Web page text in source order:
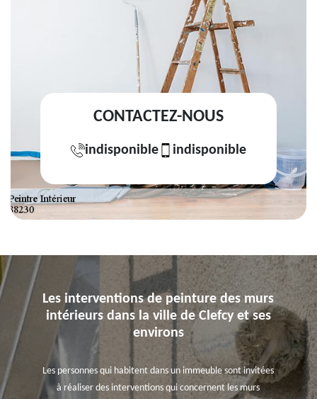
CONTACTEZ-NOUS
indisponible indisponible
Les interventions de peinture des murs
intérieurs dans la ville de Clefcy et ses
environs
Les personnes qui habitent dans un immeuble sont invitées
à réaliser des interventions qui concernent les murs